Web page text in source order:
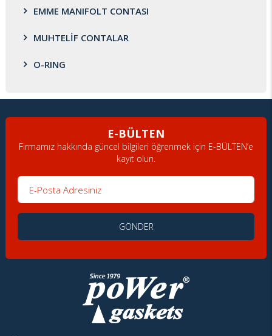
EMME MANIFOLT CONTASI
MUHTELİF CONTALAR
O-RING
E-BÜLTEN
Firmamız hakkında güncel bilgileri öğrenmek için E-BÜLTEN’e
kayıt olun.
GÖNDER